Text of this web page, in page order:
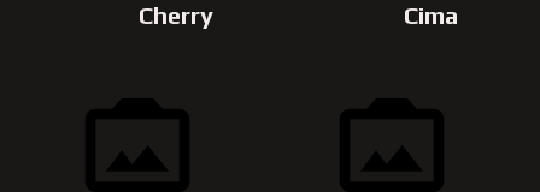
Cherry Cima